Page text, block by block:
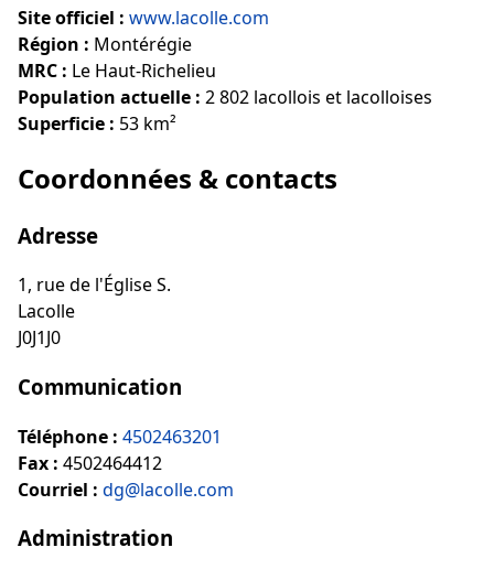
Site officiel : www.lacolle.com
Région : Montérégie
MRC : Le Haut-Richelieu
Population actuelle : 2 802 lacollois et lacolloises
Superficie : 53 km²
Coordonnées & contacts
Adresse
1, rue de l'Église S.
Lacolle
J0J1J0
Communication
Téléphone : 4502463201
Fax : 4502464412
Courriel : dg@lacolle.com
Administration